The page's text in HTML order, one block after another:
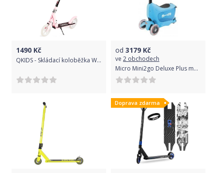
1490 Kč
QKIDS - Skládací koloběžka WEISS pink
od 3179 Kč
ve 2 obchodech
Micro Mini2go Deluxe Plus modrá
Doprava zdarma